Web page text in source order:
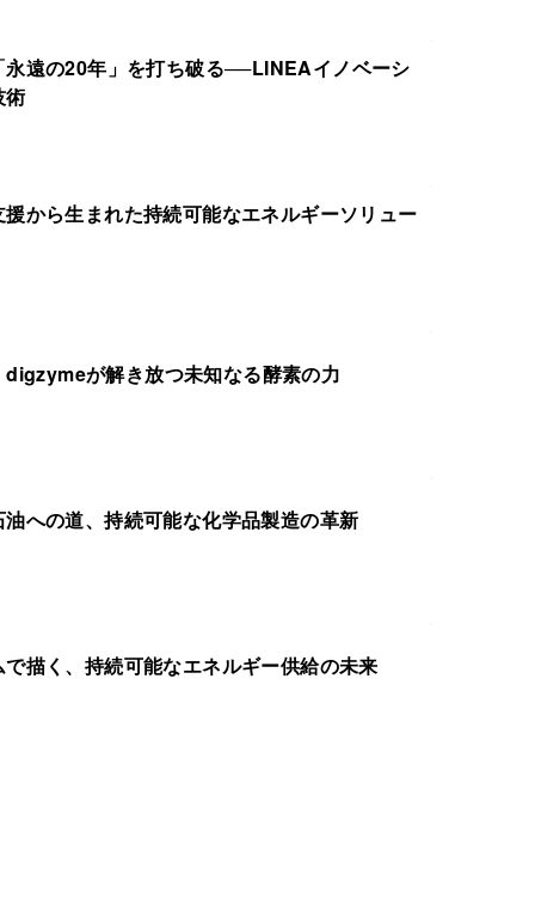
遠の20年」を打ち破る──LINEAイノベーシ
術
から生まれた持続可能なエネルギーソリュー
が解き放つ未知なる酵素の力
への道、持続可能な化学品製造の革新
描く、持続可能なエネルギー供給の未来